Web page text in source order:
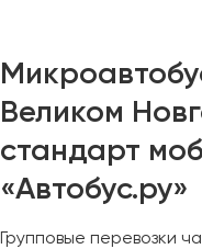
Великом
стандарт
«Автобус.ру»
Групповые перевозки